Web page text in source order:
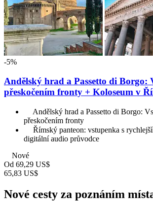
-5%
Andělský hrad a Passetto di Borgo:
přeskočením fronty + Koloseum v
Andělský hrad a Passetto di Borgo:
přeskočením fronty
Římský panteon: vstupenka s
digitální audio průvodce
Nové
Od 69,29 US$
65,83 US$
Nové cesty za poznáním